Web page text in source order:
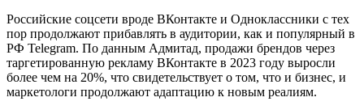
Российские соцсети вроде ВКонтакте и Одноклассники с тех
пор продолжают прибавлять в аудитории, как и популярный в
РФ Telegram. По данным Адмитад, продажи брендов через
таргетированную рекламу ВКонтакте в 2023 году выросли
более чем на 20%, что свидетельствует о том, что и бизнес, и
маркетологи продолжают адаптацию к новым реалиям.